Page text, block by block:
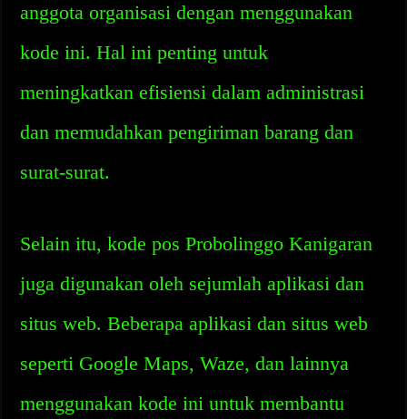
anggota organisasi dengan menggunakan
kode ini. Hal ini penting untuk
meningkatkan efisiensi dalam administrasi
dan memudahkan pengiriman barang dan
surat-surat.
Selain itu, kode pos Probolinggo Kanigaran
juga digunakan oleh sejumlah aplikasi dan
situs web. Beberapa aplikasi dan situs web
seperti Google Maps, Waze, dan lainnya
menggunakan kode ini untuk membantu